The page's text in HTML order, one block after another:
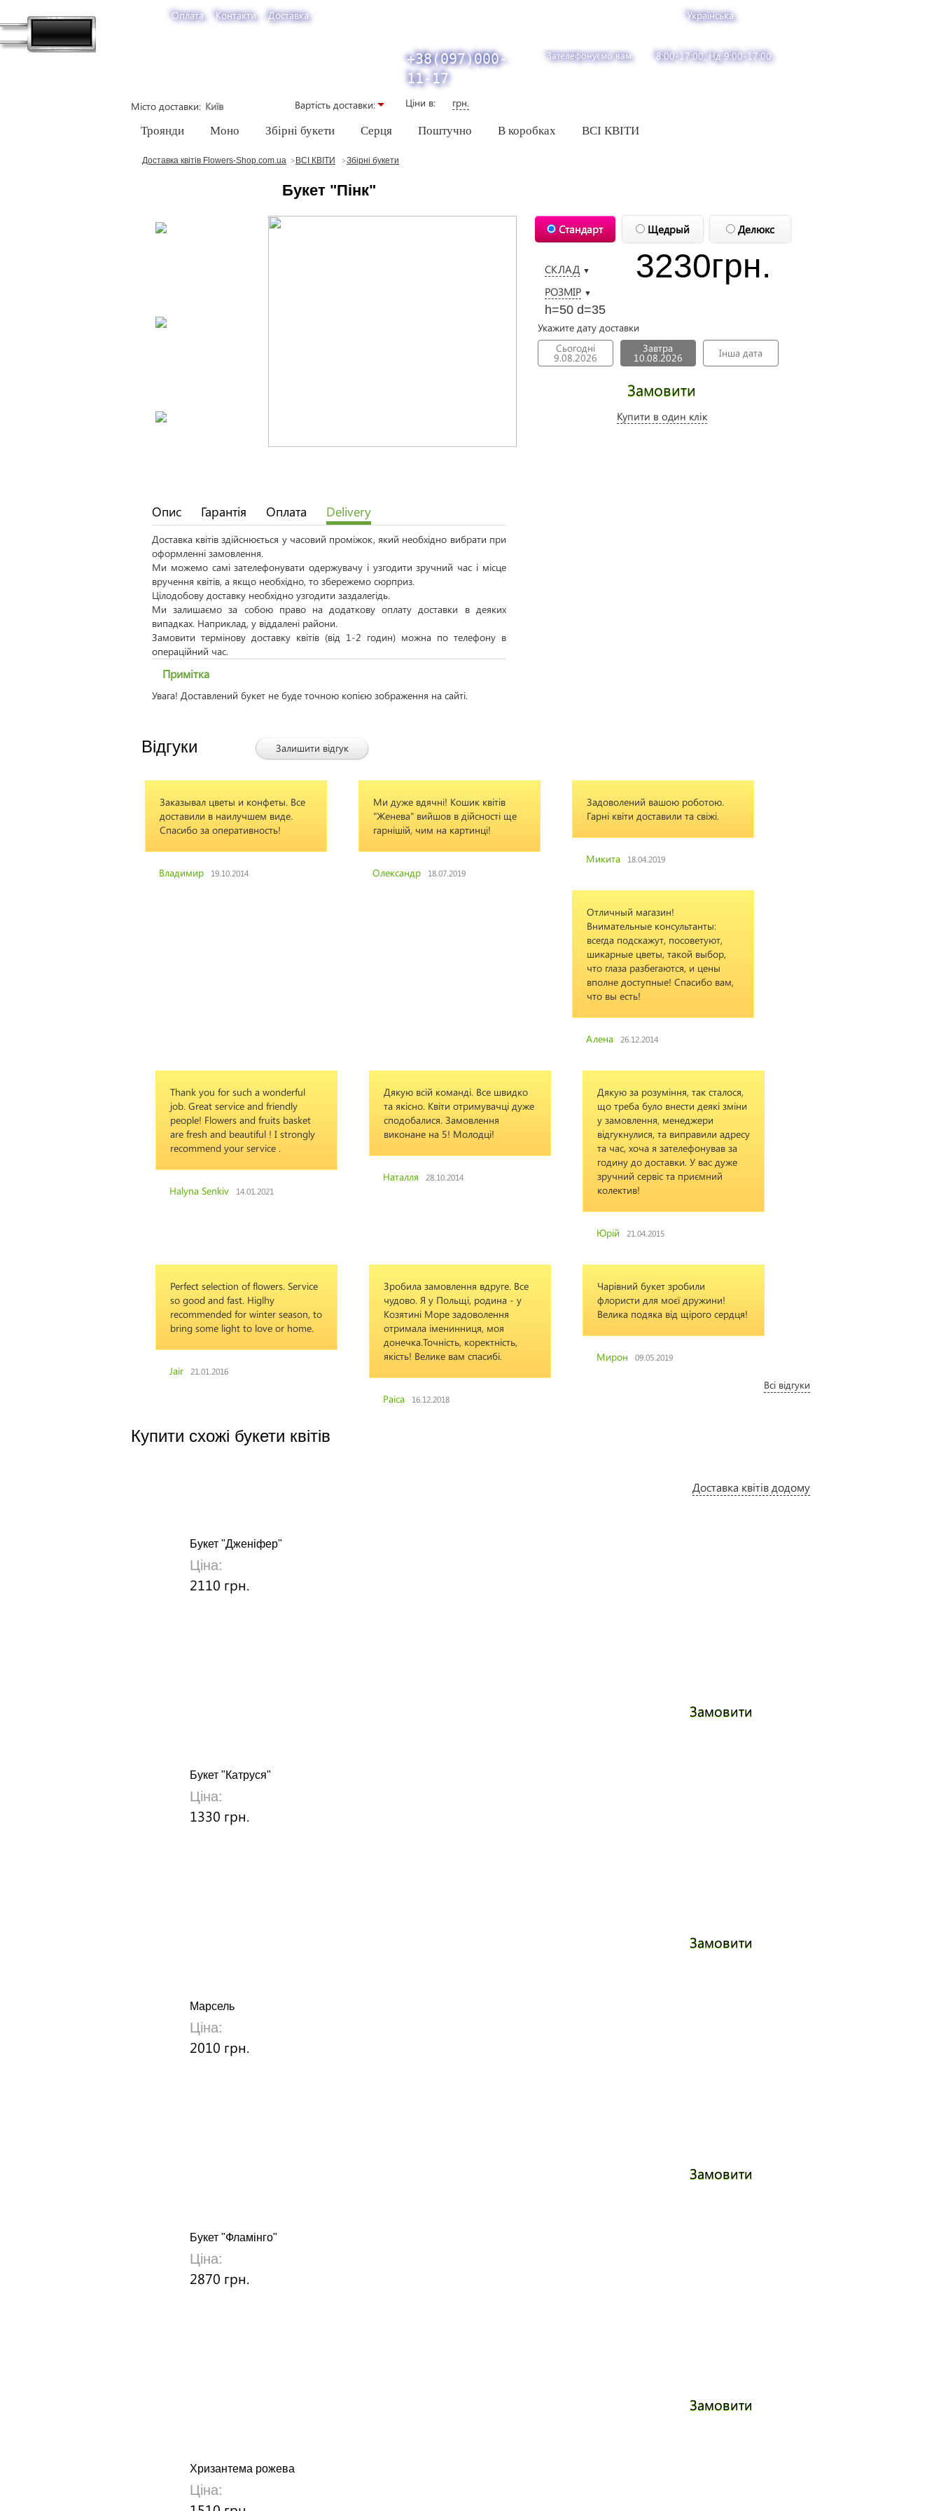
Оплата Контакти Доставка Українська
+38(097)000-
11-17
Зателефонуємо вам 8:00-17:00, Нд 9:00-17:00
Місто доставки Вартiсть доставки: Ціни в: грн.
Троянди Моно Збірні букети Серця Поштучно В коробках ВСІ КВІТИ
Доставка квітів Flowers-Shop.com.ua ВСІ КВІТИ Збірні букети
Букет "Пінк"
Опис Гарантія Оплата Delivery
Доставка квітів здійснюється у часовий проміжок, який необхідно вибрати при
оформленні замовлення.
Ми можемо самі зателефонувати одержувачу і узгодити зручний час і місце
вручення квітів, а якщо необхідно, то збережемо сюрприз.
Цілодобову доставку необхідно узгодити заздалегідь.
Ми залишаємо за собою право на додаткову оплату доставки в деяких
випадках. Наприклад, у віддалені райони.
Замовити термінову доставку квітів (від 1-2 годин) можна по телефону в
операційний час.
Примітка
Увага! Доставлений букет не буде точною копією зображення на сайті.
Стандарт Щедрый Делюкс
СКЛАД ▼
РОЗМІР ▼
h=50 d=35
3230грн.
Укажите дату доставки
Сьогодні
9.08.2026
Завтра
10.08.2026 Інша дата
Замовити
Купити в один клік
Відгуки Залишити відгук
Заказывал цветы и конфеты. Все
доставили в наилучшем виде.
Спасибо за оперативность!
Владимир 19.10.2014
Ми дуже вдячні! Кошик квітів
"Женева" вийшов в дійсності ще
гарнішій, чим на картинці!
Олександр 18.07.2019
Задоволений вашою роботою.
Гарні квіти доставили та свіжі.
Микита 18.04.2019
Отличный магазин!
Внимательные консультанты:
всегда подскажут, посоветуют,
шикарные цветы, такой выбор,
что глаза разбегаются, и цены
вполне доступные! Спасибо вам,
что вы есть!
Алена 26.12.2014
Thank you for such a wonderful
job. Great service and friendly
people! Flowers and fruits basket
are fresh and beautiful ! I strongly
recommend your service .
Halyna Senkiv 14.01.2021
Дякую всій команді. Все швидко
та якісно. Квіти отримувачці дуже
сподобалися. Замовлення
виконане на 5! Молодці!
Наталля 28.10.2014
Дякую за розуміння, так сталося,
що треба було внести деякі зміни
у замовлення, менеджери
відгукнулися, та виправили адресу
та час, хоча я зателефонував за
годину до доставки. У вас дуже
зручний сервіс та приємний
колектив!
Юрій 21.04.2015
Perfect selection of flowers. Service
so good and fast. Higlhy
recommended for winter season, to
bring some light to love or home.
Jair 21.01.2016
Зробила замовлення вдруге. Все
чудово. Я у Польщі, родина - у
Козятині Море задоволення
отримала іменинниця, моя
донечка.Точність, коректність,
якість! Велике вам спасибі.
Раіса 16.12.2018
Чарівний букет зробили
флористи для моєї дружини!
Велика подяка від щірого сердця!
Мирон 09.05.2019
Всі відгуки
Купити схожі букети квітів
Доставка квітів додому
Букет "Дженіфер"
Ціна:
2110 грн.
Замовити
Букет "Катруся"
Ціна:
1330 грн.
Замовити
Марсель
Ціна:
2010 грн.
Замовити
Букет "Фламінго"
Ціна:
2870 грн.
Замовити
Хризантема рожева
Ціна: